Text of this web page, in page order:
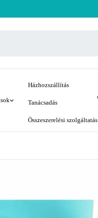
Házhozszállítás
Tanácsadás
Összeszerelési szolgáltatás